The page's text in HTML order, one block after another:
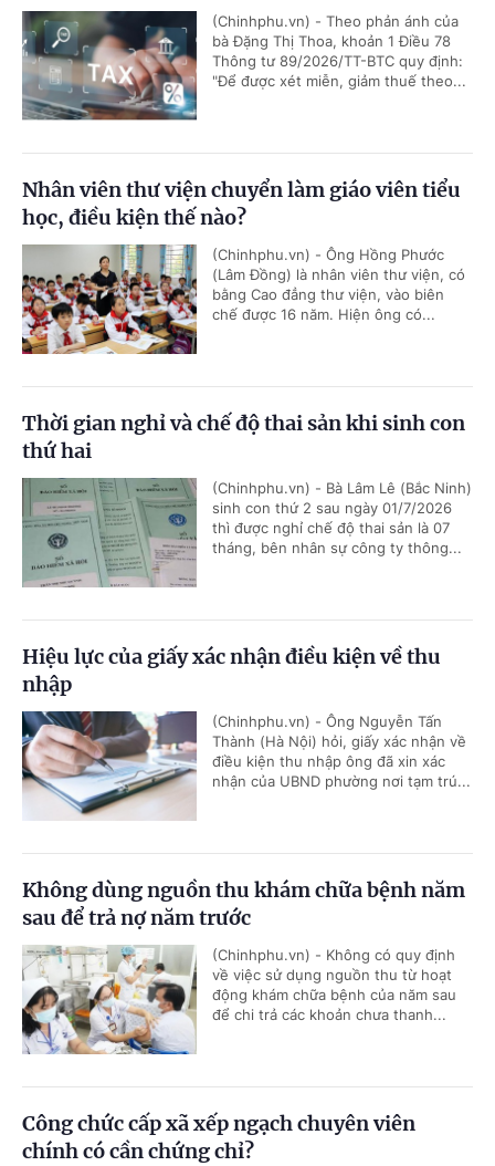
(Chinhphu.vn) - Theo phản ánh của
bà Đặng Thị Thoa, khoản 1 Điều 78
Thông tư 89/2026/TT-BTC quy định:
"Để được xét miễn, giảm thuế theo...
Nhân viên thư viện chuyển làm giáo viên tiểu
học, điều kiện thế nào?
(Chinhphu.vn) - Ông Hồng Phước
(Lâm Đồng) là nhân viên thư viện, có
bằng Cao đẳng thư viện, vào biên
chế được 16 năm. Hiện ông có...
Thời gian nghỉ và chế độ thai sản khi sinh con
thứ hai
(Chinhphu.vn) - Bà Lâm Lê (Bắc Ninh)
sinh con thứ 2 sau ngày 01/7/2026
thì được nghỉ chế độ thai sản là 07
tháng, bên nhân sự công ty thông...
Hiệu lực của giấy xác nhận điều kiện về thu
nhập
(Chinhphu.vn) - Ông Nguyễn Tấn
Thành (Hà Nội) hỏi, giấy xác nhận về
điều kiện thu nhập ông đã xin xác
nhận của UBND phường nơi tạm trú...
Không dùng nguồn thu khám chữa bệnh năm
sau để trả nợ năm trước
(Chinhphu.vn) - Không có quy định
về việc sử dụng nguồn thu từ hoạt
động khám chữa bệnh của năm sau
để chi trả các khoản chưa thanh...
Công chức cấp xã xếp ngạch chuyên viên
chính có cần chứng chỉ?